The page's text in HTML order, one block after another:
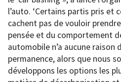
l’auto. ‘Certains partis pris et
cachent pas de vouloir
pensée et du comportement
automobile n’a aucune raison
permanence, alors que nous
développons les options les